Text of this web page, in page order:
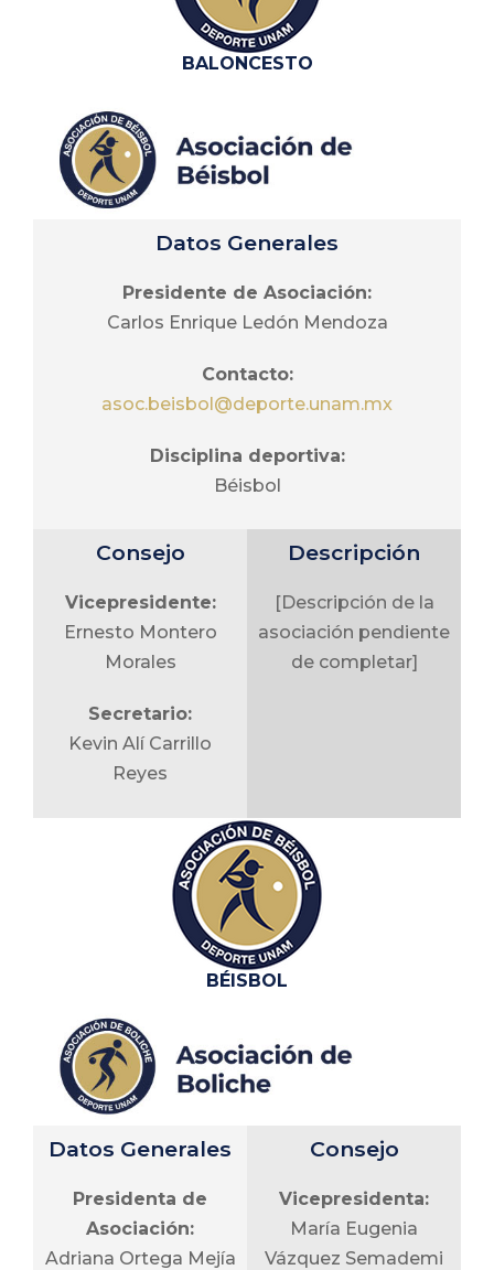
En los años 70 y 80
la UNAM ocupó el 1er
lugar por equipos en
Nacional. Ha tenido
Olímpicos, Juegos
Panamericanos,
Centroamericanos y
media superior:
Armando Malpica
Vocal de Educación
Superior:
Guillermo Anotzin
Carlos Eugenio
Trujillo Chávez
baloncesto 3 x 3:
Ariadna Yoliliztli
Vocal de alumnos
de nivel superior:
Vázquez González
Vocal de alumnos
Natalia Moreno León
BALONCESTO
Datos Generales
Presidente de Asociación:
Carlos Enrique Ledón Mendoza
Contacto:
asoc.beisbol@deporte.unam.mx
Disciplina deportiva:
Béisbol
Consejo
Vicepresidente:
Ernesto Montero
Morales
Secretario:
Kevin Alí Carrillo
Reyes
Elizabeth García
Hernández
Vocal de educación
media superior:
Partida
Vocal de educación
superior:
Eder Elí García
Vocal de FES:
Jorge Navarrete
Descripción
[Descripción de la
asociación pendiente
de completar]
BÉISBOL
Datos Generales
Presidenta de
Asociación:
Adriana Ortega Mejía
Consejo
Vicepresidenta:
María Eugenia
Vázquez Semademi